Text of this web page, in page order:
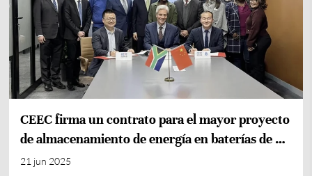
CEEC firma un contrato para el mayor proyecto
de almacenamiento de energía en baterías de un
solo emplazamiento en África
21 jun 2025